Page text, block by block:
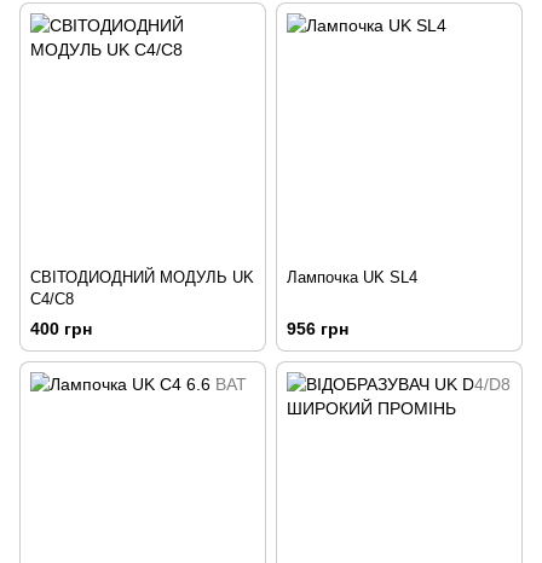
СВІТОДИОДНИЙ МОДУЛЬ UK
С4/С8
400 грн
Лампочка UK SL4
956 грн